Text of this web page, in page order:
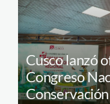
Cusco lanzó
Congreso